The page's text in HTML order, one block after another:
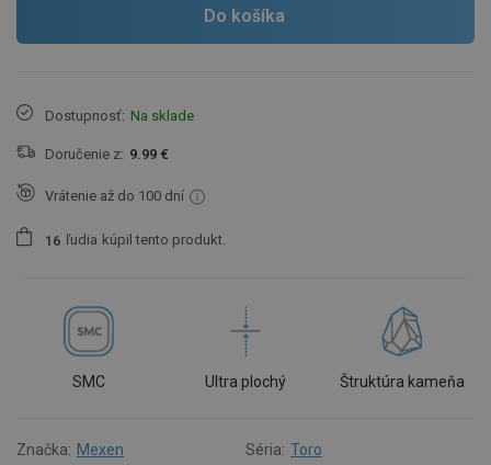
Do košíka
Dostupnosť: Na sklade
Doručenie z: 9.99 €
Vrátenie až do 100 dní
1 6 ľudia kúpil tento produkt.
SMC Ultra plochý Štruktúra kameňa
Značka: Mexen Séria: Toro